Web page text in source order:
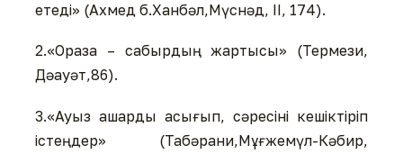
етеді» (Ахмед б.Ханбәл,Мүснәд, ІІ, 174).
2.«Ораза – сабырдың жартысы» (Термези,
Дәауәт,86).
3.«Ауыз ашарды асығып, сәресіні кешіктіріп
істеңдер» (Табәрани,Мұғжемүл-Кәбир,